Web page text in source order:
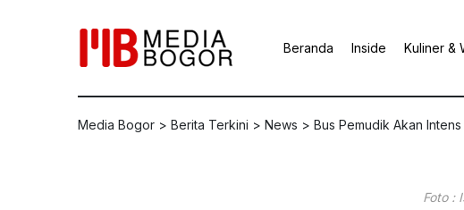
Beranda Inside Kuliner &
Media Bogor > Berita Terkini > News > Bus Pemudik Akan
Foto :